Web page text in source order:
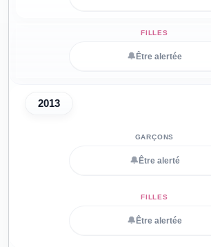
🔔 Être alertée
2013
🔔 Être alerté
🔔 Être alertée